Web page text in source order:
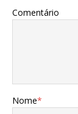
Comentário
Nome*